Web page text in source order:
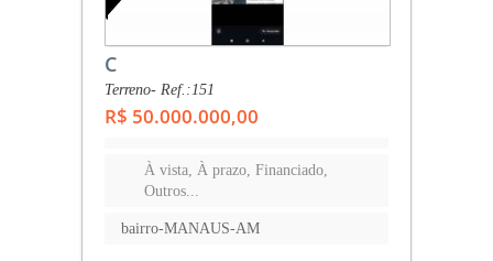
C
Terreno- Ref.:151
R$ 50.000.000,00
À vista, À prazo, Financiado,
Outros...
bairro-MANAUS-AM